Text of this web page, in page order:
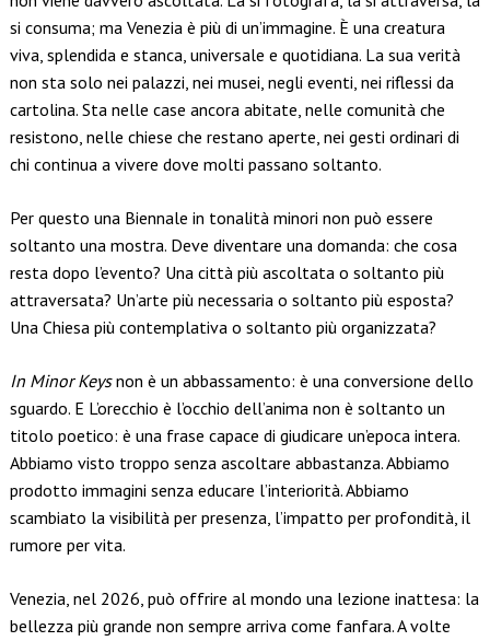
si consuma; ma Venezia è più di un’immagine. È una creatura
viva, splendida e stanca, universale e quotidiana. La sua verità
non sta solo nei palazzi, nei musei, negli eventi, nei riflessi da
cartolina. Sta nelle case ancora abitate, nelle comunità che
resistono, nelle chiese che restano aperte, nei gesti ordinari di
chi continua a vivere dove molti passano soltanto.
Per questo una Biennale in tonalità minori non può essere
soltanto una mostra. Deve diventare una domanda: che cosa
resta dopo l’evento? Una città più ascoltata o soltanto più
attraversata? Un’arte più necessaria o soltanto più esposta?
Una Chiesa più contemplativa o soltanto più organizzata?
In Minor Keysnon è un abbassamento: è una conversione dello
sguardo. E L’orecchio è l’occhio dell’anima non è soltanto un
titolo poetico: è una frase capace di giudicare un’epoca intera.
Abbiamo visto troppo senza ascoltare abbastanza. Abbiamo
prodotto immagini senza educare l’interiorità. Abbiamo
scambiato la visibilità per presenza, l’impatto per profondità, il
rumore per vita.
Venezia, nel 2026, può offrire al mondo una lezione inattesa: la
bellezza più grande non sempre arriva come fanfara. A volte